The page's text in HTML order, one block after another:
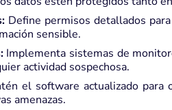
Define permisos detallados
sensible.
Implementa sistemas de
actividad sospechosa.
el software actualizado para
amenazas.